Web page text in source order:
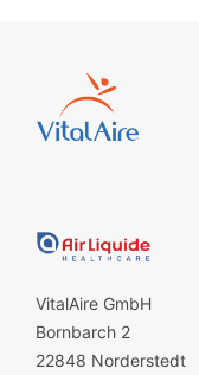
VitalAire GmbH
Bornbarch 2
22848 Norderstedt